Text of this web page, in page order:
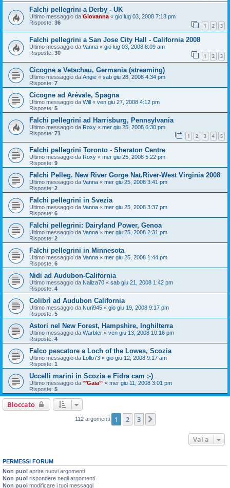
Falchi pellegrini a Derby - UK
Ultimo messaggio da Giovanna « gio lug 03, 2008 7:18 pm
Risposte: 36 1 2 3
Falchi pellegrini a San Jose City Hall - California 2008
Ultimo messaggio da Vanna « gio lug 03, 2008 8:09 am
Risposte: 30 1 2 3
Cicogne a Vetschau, Germania (streaming)
Ultimo messaggio da Angie « sab giu 28, 2008 4:34 pm
Risposte: 7
Cicogne ad Arévale, Spagna
Ultimo messaggio da Will « ven giu 27, 2008 4:12 pm
Risposte: 5
Falchi pellegrini ad Harrisburg, Pennsylvania
Ultimo messaggio da Roxy « mer giu 25, 2008 6:30 pm
Risposte: 71 1 2 3 4 5
Falchi pellegrini Toronto - Sheraton Centre
Ultimo messaggio da Roxy « mer giu 25, 2008 5:22 pm
Risposte: 9
Falchi Pelleg. New River Gorge Nat.River-West Virginia 2008
Ultimo messaggio da Vanna « mer giu 25, 2008 3:41 pm
Risposte: 2
Falchi pellegrini in Svezia
Ultimo messaggio da Vanna « mer giu 25, 2008 3:37 pm
Risposte: 6
Falchi pellegrini: Dairyland Power, Genoa
Ultimo messaggio da Vanna « mer giu 25, 2008 2:31 pm
Risposte: 2
Falchi pellegrini in Minnesota
Ultimo messaggio da Vanna « mer giu 25, 2008 1:44 pm
Risposte: 6
Nidi ad Audubon-California
Ultimo messaggio da Naliza70 « sab giu 21, 2008 1:42 pm
Risposte: 4
Colibrì ad Audubon California
Ultimo messaggio da Nuri945 « gio giu 19, 2008 9:17 pm
Risposte: 5
Astori nel New Forest, Hampshire, Inghilterra
Ultimo messaggio da Warbler « ven giu 13, 2008 10:16 pm
Risposte: 4
Falco pescatore a Loch of the Lowes, Scozia
Ultimo messaggio da Lollo73 « gio giu 12, 2008 9:17 am
Risposte: 1
Uccelli marini in Scozia e Fidra cam ;-)
Ultimo messaggio da °°Gaia°° « mer giu 11, 2008 3:01 pm
Risposte: 5
Bloccato
112 argomenti 1 2 3
Vai a
PERMESSI FORUM
Non puoi aprire nuovi argomenti
Non puoi rispondere negli argomenti
Non puoi modificare i tuoi messaggi